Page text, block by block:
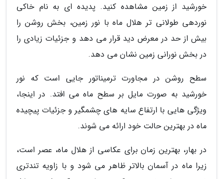
خورشید از زمین مشاهده کنید. پدیده ای به نام خاکی
نوردهی طولانی تر هلال ماه با نور زمین، بخش روشن را
بیش از حد در معرض دید قرار می دهد و جزئیات زیادی را
در بخش نورانی زمین نشان می دهد.
سطح روشن در مجاورت ترمیناتور جایی است که نور
خورشید به صورت مایل بر سطح ماه می افتد. در اینجا،
ویژگی هایی با ارتفاع سایه های چشمگیر و جزئیات پیچیده
ماه در بهترین حالت خود ارائه می شوند.
در بهار، بهترین زمان برای عکاسی از هلال ماه، عصر است،
زیرا ماه در آسمان بالاتر ظاهر می شود و با زاویه تندتری